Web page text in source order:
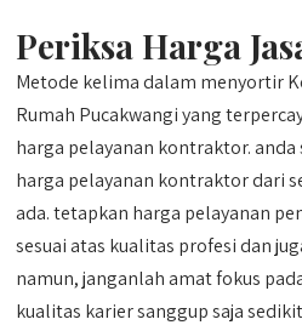
Periksa Harga
Metode kelima dalam menyortir
Rumah Pucakwangi yang
harga pelayanan kontraktor.
harga pelayanan kontraktor dari
ada. tetapkan harga pelayanan
sesuai atas kualitas profesi dan
namun, janganlah amat fokus
kualitas karier sanggup saja